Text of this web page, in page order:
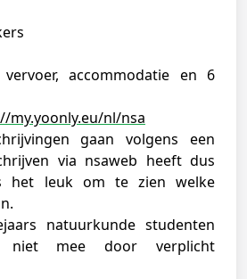
accommodatie en 6
my.yoonly.eu/nl/nsa
gaan volgens een
via nsaweb heeft dus
het leuk om te zien welke
natuurkunde studenten
niet mee door verplicht